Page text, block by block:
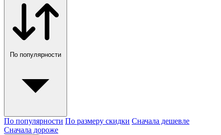
По популярности
По популярности По размеру скидки Сначала дешевле
Сначала дороже